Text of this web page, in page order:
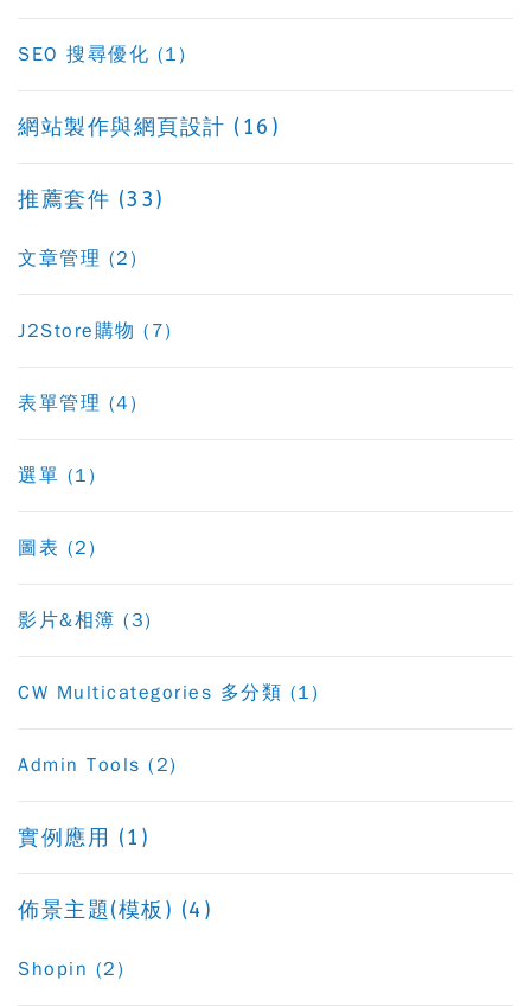
SEO 搜尋優化 (1)
網站製作與網頁設計 (16)
推薦套件 (33)
文章管理 (2)
J2Store購物 (7)
表單管理 (4)
選單 (1)
圖表 (2)
影片&相簿 (3)
CW Multicategories 多分類 (1)
Admin Tools (2)
實例應用 (1)
佈景主題(模板) (4)
Shopin (2)